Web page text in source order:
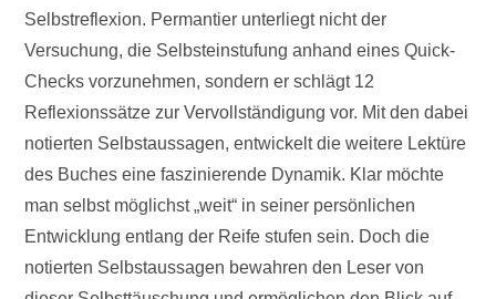
Selbstreflexion. Permantier unterliegt nicht der
Versuchung, die Selbsteinstufung anhand eines Quick-
Checks vorzunehmen, sondern er schlägt 12
Reflexionssätze zur Vervollständigung vor. Mit den dabei
notierten Selbstaussagen, entwickelt die weitere Lektüre
des Buches eine faszinierende Dynamik. Klar möchte
man selbst möglichst „weit“ in seiner persönlichen
Entwicklung entlang der Reife stufen sein. Doch die
notierten Selbstaussagen bewahren den Leser von